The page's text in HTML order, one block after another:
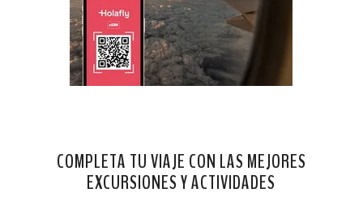
COMPLETA TU VIAJE CON LAS MEJORES
EXCURSIONES Y ACTIVIDADES